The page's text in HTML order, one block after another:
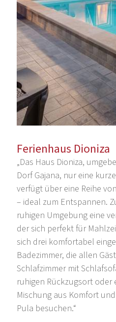
Ferienhaus Dioniza
„Das Haus Dioniza,
Dorf Gajana, nur eine
verfügt über eine Reihe
– ideal zum Entspannen.
ruhigen Umgebung eine
der sich perfekt für
sich drei komfortabel
Badezimmer, die allen
Schlafzimmer mit
ruhigen Rückzugsort oder
Mischung aus Komfort
Pula besuchen.“